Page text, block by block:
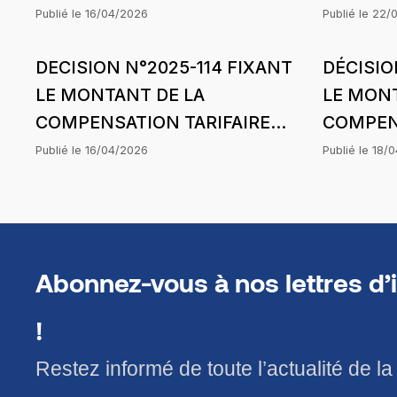
COMMERCIALES SUBIES PAR
TRADING & SERVICES
(PETROSEN T&S) SUITE AUX
CESSIONS DE GAZ BUTANE
SUR LA PERIODE
Publié le16/04/2026
DE
AVRIL
Publié le 22/
DECISION N°2025-114 FIXANT
LE MONTANT DE LA
COMPENSATION TARIFAIRE
DU MOIS DE FEVRIER 2025 DE
Publié le16/04/2026
LE
POUR
Publié le 18/
Abonnez-vous à nos lettres
!
Restez informé de toute l’actualité de